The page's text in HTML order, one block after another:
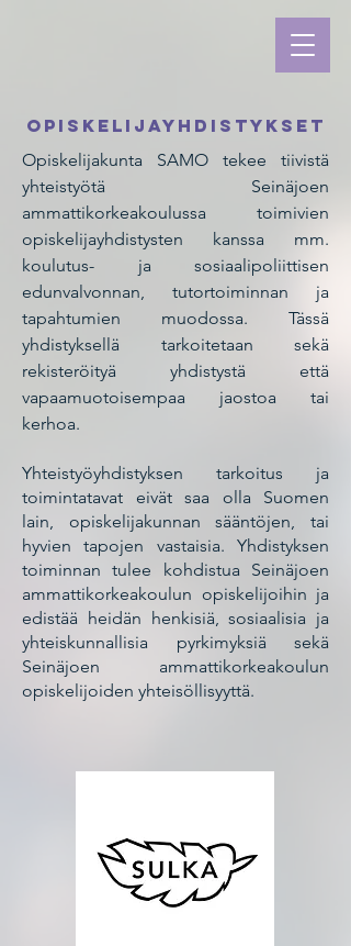
Opiskelijayhdistykset
Opiskelijakunta SAMO tekee tiivistä
yhteistyötä Seinäjoen
ammattikorkeakoulussa toimivien
opiskelijayhdistysten kanssa mm.
koulutus- ja sosiaalipoliittisen
edunvalvonnan, tutortoiminnan ja
tapahtumien muodossa. Tässä
yhdistyksellä tarkoitetaan sekä
rekisteröityä yhdistystä että
vapaamuotoisempaa jaostoa tai
kerhoa.
Yhteistyöyhdistyksen tarkoitus ja
toimintatavat eivät saa olla Suomen
lain, opiskelijakunnan sääntöjen, tai
hyvien tapojen vastaisia. Yhdistyksen
toiminnan tulee kohdistua Seinäjoen
ammattikorkeakoulun opiskelijoihin ja
edistää heidän henkisiä, sosiaalisia ja
yhteiskunnallisia pyrkimyksiä sekä
Seinäjoen ammattikorkeakoulun
opiskelijoiden yhteisöllisyyttä.